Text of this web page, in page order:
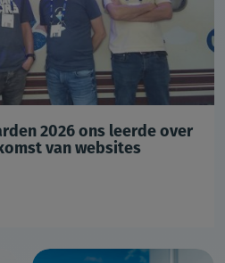
2026 ons leerde over
van websites